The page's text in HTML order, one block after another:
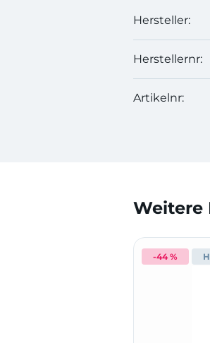
Hersteller:
Herstellernr:
Artikelnr:
Weitere
-44 %